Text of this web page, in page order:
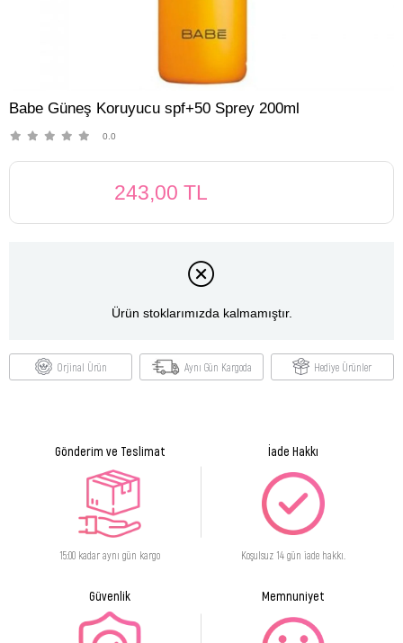
Babe Güneş Koruyucu spf+50 Sprey 200ml
0.0
243,00 TL
Ürün stoklarımızda kalmamıştır.
Orjinal Ürün Aynı Gün Kargoda Hediye Ürünler
Gönderim ve Teslimat
15:00 kadar aynı gün kargo
İade Hakkı
Koşulsuz 14 gün iade hakkı.
Güvenlik Memnuniyet